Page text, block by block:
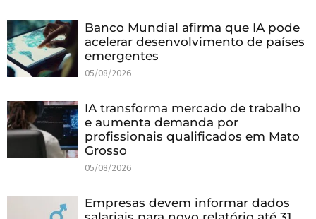
Banco Mundial afirma que IA pode
acelerar desenvolvimento de países
emergentes
05/08/2026
IA transforma mercado de trabalho
e aumenta demanda por
profissionais qualificados em Mato
Grosso
05/08/2026
Empresas devem informar dados